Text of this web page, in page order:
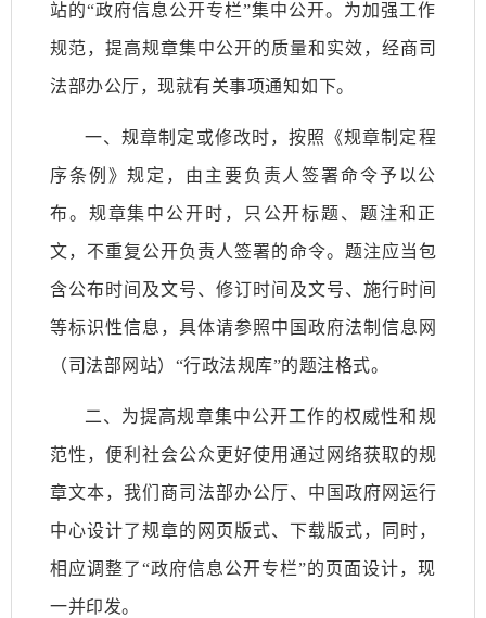
站的“政府信息公开专栏”集中公开。为加强工作
规范，提高规章集中公开的质量和实效，经商司
法部办公厅，现就有关事项通知如下。
一、规章制定或修改时，按照《规章制定程
序条例》规定，由主要负责人签署命令予以公
布。规章集中公开时，只公开标题、题注和正
文，不重复公开负责人签署的命令。题注应当包
含公布时间及文号、修订时间及文号、施行时间
等标识性信息，具体请参照中国政府法制信息网
（司法部网站）“行政法规库”的题注格式。
二、为提高规章集中公开工作的权威性和规
范性，便利社会公众更好使用通过网络获取的规
章文本，我们商司法部办公厅、中国政府网运行
中心设计了规章的网页版式、下载版式，同时，
相应调整了“政府信息公开专栏”的页面设计，现
一并印发。